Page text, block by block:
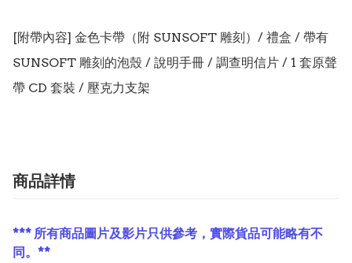
[附帶內容] 金色卡帶（附 SUNSOFT 雕刻）/ 禮盒 / 帶有
SUNSOFT 雕刻的泡殼 / 說明手冊 / 調查明信片 / 1 套原聲
帶 CD 套裝 / 壓克力支架
商品詳情
*** 所有商品圖片及影片只供參考，實際貨品可能略有不
同。**